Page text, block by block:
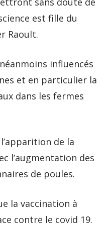
est fille du
Raoult.
influencés
et en particulier la
dans les fermes
de la
l’augmentation des
de poules.
la vaccination à
contre le covid 19.